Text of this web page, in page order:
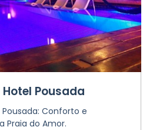
Pousada
Conforto e
Praia do Amor.